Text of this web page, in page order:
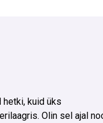
kuid üks
Olin sel ajal